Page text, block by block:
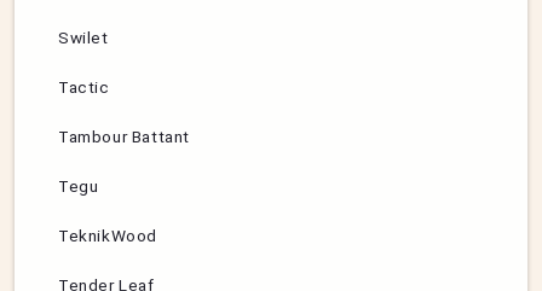
Swilet
Tactic
Tambour Battant
Tegu
TeknikWood
Tender Leaf